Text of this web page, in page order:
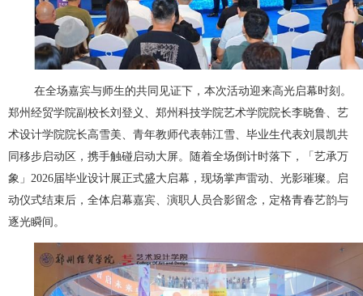
在全场嘉宾与师生的共同见证下，本次活动迎来高光启幕时刻。
郑州经贸学院副校长刘登义、郑州科技学院艺术学院院长李晓鲁、艺
术设计学院院长高雪美、青年教师代表韩江雪、毕业生代表刘晨凯共
同移步启动区，携手触碰启动大屏。随着全场倒计时落下，「艺承万
象」2026届毕业设计展正式盛大启幕，现场掌声雷动、光影璀璨。启
动仪式结束后，全体启幕嘉宾、演职人员合影留念，定格青春艺韵与
逐光瞬间。